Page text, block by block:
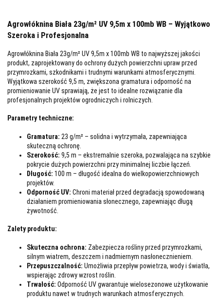
Agrowłóknina Biała 23g/m² UV 9,5m x 100mb WB – Wyjątkowo
Szeroka i Profesjonalna
Agrowłóknina Biała 23g/m² UV 9,5m x 100mb WB to najwyższej jakości
produkt, zaprojektowany do ochrony dużych powierzchni upraw przed
przymrozkami, szkodnikami i trudnymi warunkami atmosferycznymi.
Wyjątkowa szerokość 9,5 m, zwiększona gramatura i odporność na
promieniowanie UV sprawiają, że jest to idealne rozwiązanie dla
profesjonalnych projektów ogrodniczych i rolniczych.
Parametry techniczne:
Gramatura: 23 g/m² – solidna i wytrzymała, zapewniająca
skuteczną ochronę.
Szerokość: 9,5 m – ekstremalnie szeroka, pozwalająca na szybkie
pokrycie dużych powierzchni przy minimalnej liczbie łączeń.
Długość: 100 m – długość idealna do wielkopowierzchniowych
projektów.
Odporność UV: Chroni materiał przed degradacją spowodowaną
działaniem promieniowania słonecznego, zapewniając długą
żywotność.
Zalety produktu:
Skuteczna ochrona: Zabezpiecza rośliny przed przymrozkami,
silnym wiatrem, deszczem i nadmiernym nasłonecznieniem.
Przepuszczalność: Umożliwia przepływ powietrza, wody i światła,
wspierając zdrowy wzrost roślin.
Trwałość: Odporność UV gwarantuje wielosezonowe użytkowanie
produktu nawet w trudnych warunkach atmosferycznych.